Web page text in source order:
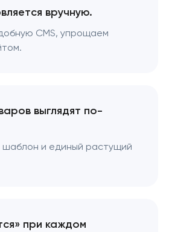
вручную.
CMS, упрощаем
выглядят по-
шаблон и единый растущий
при каждом